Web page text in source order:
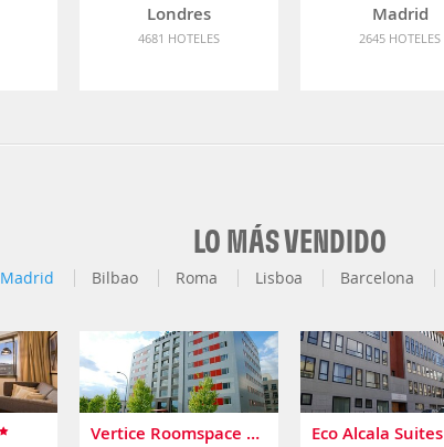
Londres
4681 HOTELES
Madrid
2645 HOTELES
LO MÁS VENDIDO
Madrid Bilbao Roma Lisboa Barcelona
Vertice Roomspace Madrid Eco Alcala Suites